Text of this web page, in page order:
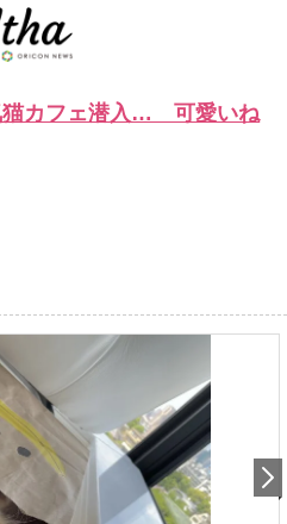
猫カフェ潜入… 可愛いね